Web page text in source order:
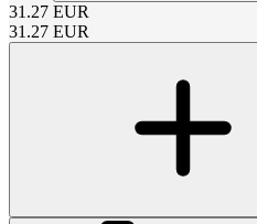
31.27 EUR
31.27 EUR